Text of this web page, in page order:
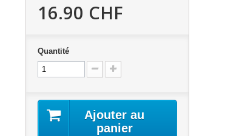
16.90 CHF
Quantité
Ajouter au
panier